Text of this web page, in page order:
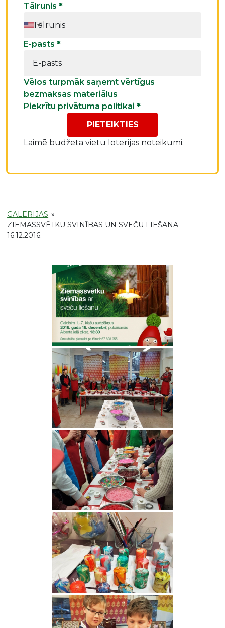
GALERIJAS »
ZIEMASSVĒTKU SVINĪBAS UN SVEČU LIEŠANA -
16.12.2016.
Tālrunis *
E-pasts *
Vēlos turpmāk saņemt vērtīgus
bezmaksas materiālus
Piekrītu privātuma politikai *
PIETEIKTIES
Laimē budžeta vietu loterijas noteikumi.